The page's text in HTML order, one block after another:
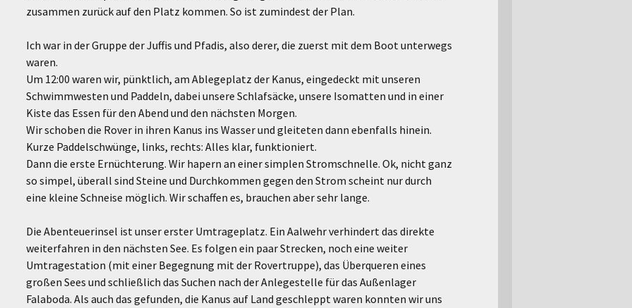
zusammen zurück auf den Platz kommen. So ist zumindest der Plan.
Ich war in der Gruppe der Juffis und Pfadis, also derer, die zuerst mit dem Boot unterwegs
waren.
Um 12:00 waren wir, pünktlich, am Ablegeplatz der Kanus, eingedeckt mit unseren
Schwimmwesten und Paddeln, dabei unsere Schlafsäcke, unsere Isomatten und in einer
Kiste das Essen für den Abend und den nächsten Morgen.
Wir schoben die Rover in ihren Kanus ins Wasser und gleiteten dann ebenfalls hinein.
Kurze Paddelschwünge, links, rechts: Alles klar, funktioniert.
Dann die erste Ernüchterung. Wir hapern an einer simplen Stromschnelle. Ok, nicht ganz
so simpel, überall sind Steine und Durchkommen gegen den Strom scheint nur durch
eine kleine Schneise möglich. Wir schaffen es, brauchen aber sehr lange.
Die Abenteuerinsel ist unser erster Umtrageplatz. Ein Aalwehr verhindert das direkte
weiterfahren in den nächsten See. Es folgen ein paar Strecken, noch eine weiter
Umtragestation (mit einer Begegnung mit der Rovertruppe), das Überqueren eines
großen Sees und schließlich das Suchen nach der Anlegestelle für das Außenlager
Falaboda. Als auch das gefunden, die Kanus auf Land geschleppt waren konnten wir uns